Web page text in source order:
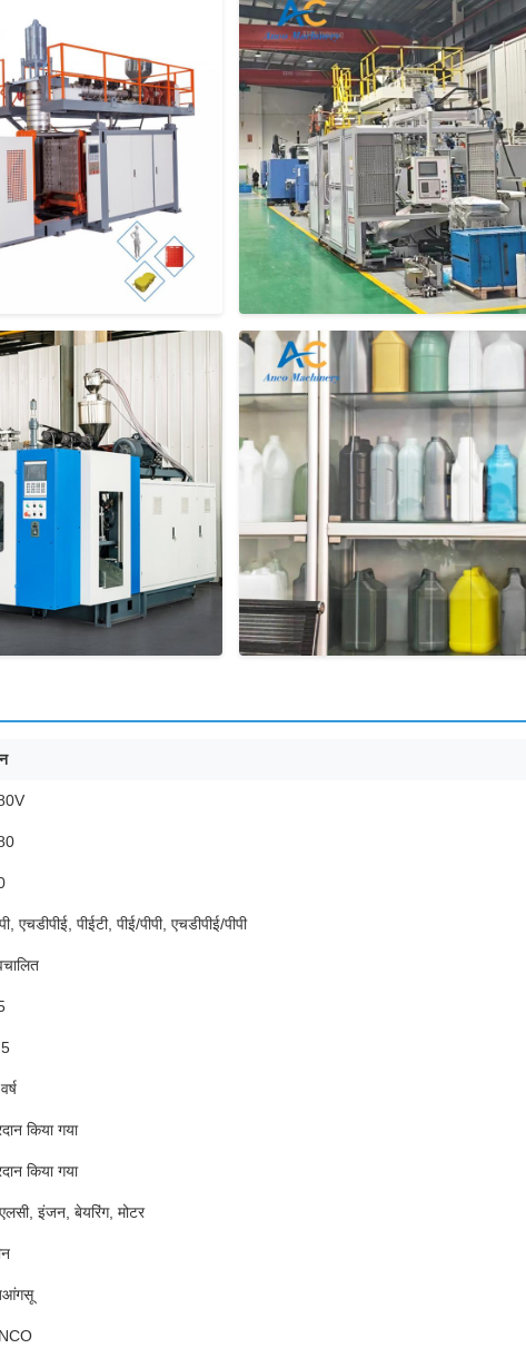
एचडीपीई, पीईटी, पीई/पीपी, एचडीपीई/पीपी
किया गया
किया गया
इंजन, बेयरिंग, मोटर